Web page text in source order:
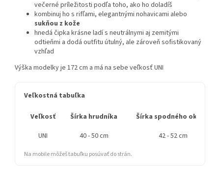
večerné príležitosti podľa toho, ako ho doladíš
kombinuj ho s rifľami, elegantnými nohavicami alebo
sukňou z kože
hnedá čipka krásne ladí s neutrálnymi aj zemitými
odtieňmi a dodá outfitu útulný, ale zároveň sofistikovaný
vzhľad
Výška modelky je 172 cm a má na sebe veľkosť UNI
Veľkostná tabuľka
Veľkosť Šírka hrudníka
Šírka spodného okraja
UNI
40 - 50 cm 42 - 52 cm
Na mobile môžeš tabuľku posúvať do strán.